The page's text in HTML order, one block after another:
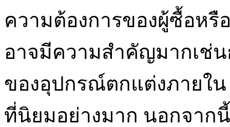
ความต้องการของผู้ซื้อหรื
อาจมีความสำคัญมากเช่
ของอุปกรณ์ตกแต่งภายใ
ที่นิยมอย่างมาก นอกจาก